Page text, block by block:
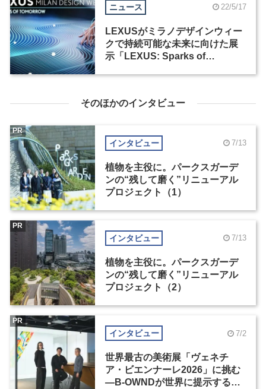
ニュース 22/5/17
LEXUSがミラノデザインウィー
クで持続可能な未来に向けた展
示「LEXUS: Sparks of
そのほかのインタビュー
インタビュー 7/13
植物を主役に。パークスガーデ
ンの“残して磨く”リニューアル
プロジェクト（1）
PR
インタビュー 7/13
植物を主役に。パークスガーデ
ンの“残して磨く”リニューアル
プロジェクト（2）
PR
インタビュー 7/2
世界最古の美術展「ヴェネチ
ア・ビエンナーレ2026」に挑む
―B-OWNDが世界に提示する美
PR